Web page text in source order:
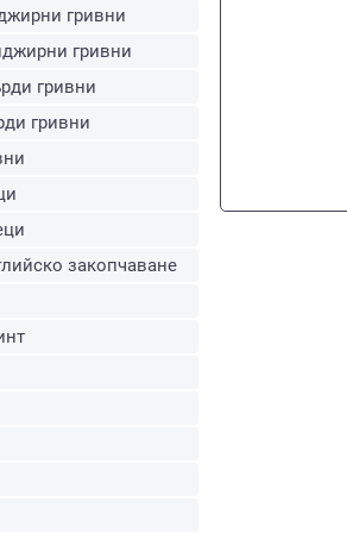
гривни
гривни
гривни
гривни
закопчаване